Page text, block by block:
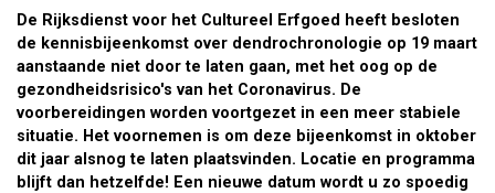
De Rijksdienst voor het Cultureel Erfgoed heeft besloten
de kennisbijeenkomst over dendrochronologie op 19 maart
aanstaande niet door te laten gaan, met het oog op de
gezondheidsrisico's van het Coronavirus. De
voorbereidingen worden voortgezet in een meer stabiele
situatie. Het voornemen is om deze bijeenkomst in oktober
dit jaar alsnog te laten plaatsvinden. Locatie en programma
blijft dan hetzelfde! Een nieuwe datum wordt u zo spoedig